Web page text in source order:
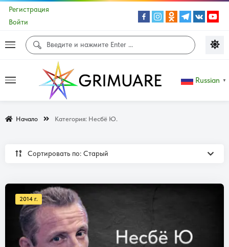
Регистрация
Войти
Russian ▼
Начало Категория: Несбё Ю.
Сортировать по: Cтарый
2014 г.